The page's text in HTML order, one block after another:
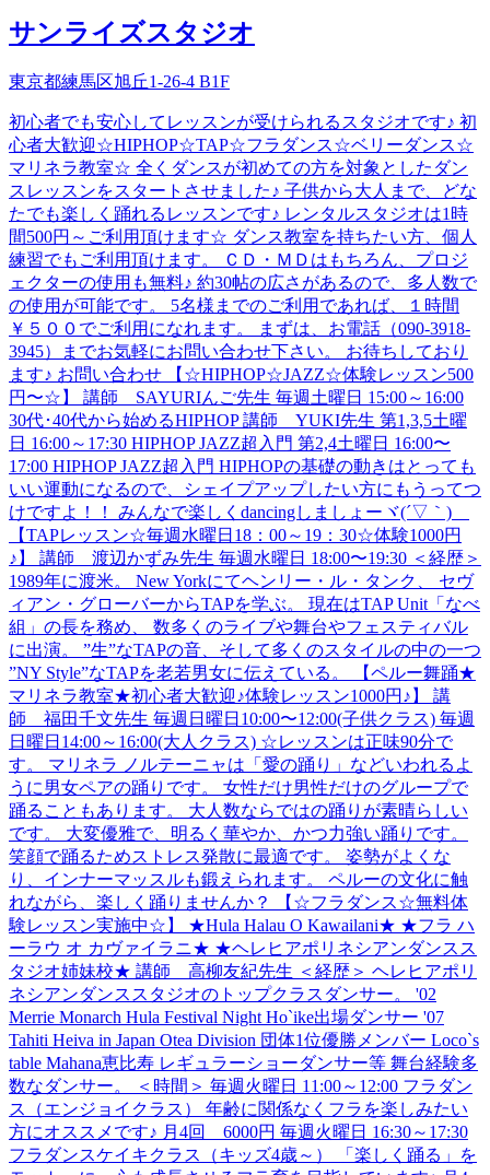
サンライズスタジオ
東京都練馬区旭丘1-26-4 B1F
初心者でも安心してレッスンが受けられるスタジオです♪ 初
心者大歓迎☆HIPHOP☆TAP☆フラダンス☆ベリーダンス☆
マリネラ教室☆ 全くダンスが初めての方を対象としたダン
スレッスンをスタートさせました♪ 子供から大人まで、どな
たでも楽しく踊れるレッスンです♪ レンタルスタジオは1時
間500円～ご利用頂けます☆ ダンス教室を持ちたい方、個人
練習でもご利用頂けます。 ＣＤ・ＭＤはもちろん、プロジ
ェクターの使用も無料♪ 約30帖の広さがあるので、多人数で
の使用が可能です。 5名様までのご利用であれば、１時間
￥５００でご利用になれます。 まずは、お電話（090-3918-
3945）までお気軽にお問い合わせ下さい。 お待ちしており
ます♪ お問い合わせ 【☆HIPHOP☆JAZZ☆体験レッスン500
円〜☆】 講師 SAYURIんご先生 毎週土曜日 15:00～16:00
30代･40代から始めるHIPHOP 講師 YUKI先生 第1,3,5土曜
日 16:00～17:30 HIPHOP JAZZ超入門 第2,4土曜日 16:00〜
17:00 HIPHOP JAZZ超入門 HIPHOPの基礎の動きはとっても
いい運動になるので、シェイプアップしたい方にもうってつ
けですよ！！ みんなで楽しくdancingしましょーヾ(´▽｀)ゞ
【TAPレッスン☆毎週水曜日18：00～19：30☆体験1000円
♪】 講師 渡辺かずみ先生 毎週水曜日 18:00〜19:30 ＜経歴＞
1989年に渡米。 New Yorkにてヘンリー・ル・タンク、 セヴ
ィアン・グローバーからTAPを学ぶ。 現在はTAP Unit「なべ
組」の長を務め、 数多くのライブや舞台やフェスティバル
に出演。 ”生”なTAPの音、そして多くのスタイルの中の一つ
”NY Style”なTAPを老若男女に伝えている。 【ペルー舞踊★
マリネラ教室★初心者大歓迎♪体験レッスン1000円♪】 講
師 福田千文先生 毎週日曜日10:00〜12:00(子供クラス) 毎週
日曜日14:00～16:00(大人クラス) ☆レッスンは正味90分で
す。 マリネラ ノルテーニャは「愛の踊り」などいわれるよ
うに男女ペアの踊りです。 女性だけ男性だけのグループで
踊ることもあります。 大人数ならではの踊りが素晴らしい
です。 大変優雅で、明るく華やか、かつ力強い踊りです。
笑顔で踊るためストレス発散に最適です。 姿勢がよくな
り、インナーマッスルも鍛えられます。 ペルーの文化に触
れながら、楽しく踊りませんか？ 【☆フラダンス☆無料体
験レッスン実施中☆】 ★Hula Halau O Kawailani★ ★フラ ハ
ーラウ オ カヴァイラニ★ ★ヘレヒアポリネシアンダンスス
タジオ姉妹校★ 講師 高柳友紀先生 ＜経歴＞ ヘレヒアポリ
ネシアンダンススタジオのトップクラスダンサー。 '02
Merrie Monarch Hula Festival Night Ho`ike出場ダンサー '07
Tahiti Heiva in Japan Otea Division 団体1位優勝メンバー Loco`s
table Mahana恵比寿 レギュラーショーダンサー等 舞台経験多
数なダンサー。 ＜時間＞ 毎週火曜日 11:00～12:00 フラダン
ス（エンジョイクラス） 年齢に関係なくフラを楽しみたい
方にオススメです♪ 月4回 6000円 毎週火曜日 16:30～17:30
フラダンスケイキクラス（キッズ4歳～） 「楽しく踊る」を